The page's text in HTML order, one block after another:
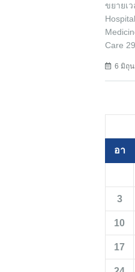
ขยายเ
Care
6 มิถุ
อา
3
10
17